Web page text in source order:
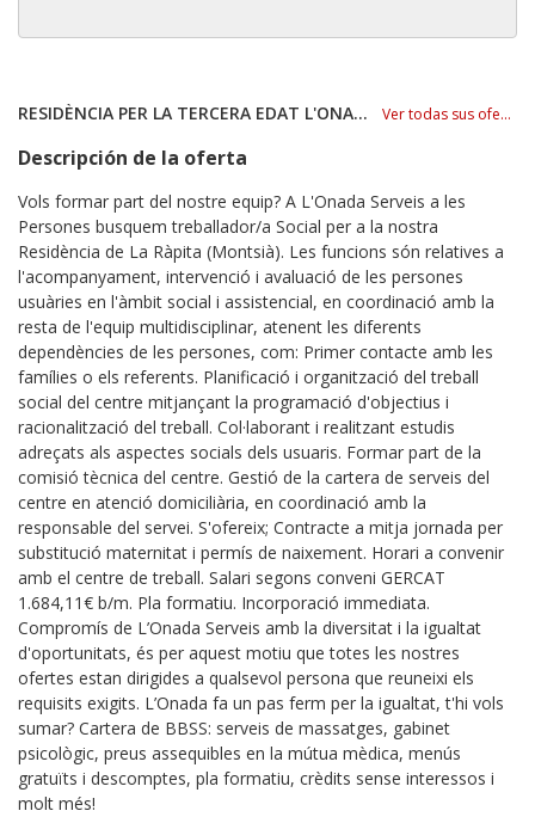
RESIDÈNCIA PER LA TERCERA EDAT L'ONADA SL Ver todas sus ofertas
Descripción de la oferta
Vols formar part del nostre equip? A L'Onada Serveis a les
Persones busquem treballador/a Social per a la nostra
Residència de La Ràpita (Montsià). Les funcions són relatives a
l'acompanyament, intervenció i avaluació de les persones
usuàries en l'àmbit social i assistencial, en coordinació amb la
resta de l'equip multidisciplinar, atenent les diferents
dependències de les persones, com: Primer contacte amb les
famílies o els referents. Planificació i organització del treball
social del centre mitjançant la programació d'objectius i
racionalització del treball. Col·laborant i realitzant estudis
adreçats als aspectes socials dels usuaris. Formar part de la
comisió tècnica del centre. Gestió de la cartera de serveis del
centre en atenció domiciliària, en coordinació amb la
responsable del servei. S'ofereix; Contracte a mitja jornada per
substitució maternitat i permís de naixement. Horari a convenir
amb el centre de treball. Salari segons conveni GERCAT
1.684,11€ b/m. Pla formatiu. Incorporació immediata.
Compromís de L’Onada Serveis amb la diversitat i la igualtat
d'oportunitats, és per aquest motiu que totes les nostres
ofertes estan dirigides a qualsevol persona que reuneixi els
requisits exigits. L’Onada fa un pas ferm per la igualtat, t'hi vols
sumar? Cartera de BBSS: serveis de massatges, gabinet
psicològic, preus assequibles en la mútua mèdica, menús
gratuïts i descomptes, pla formatiu, crèdits sense interessos i
molt més!